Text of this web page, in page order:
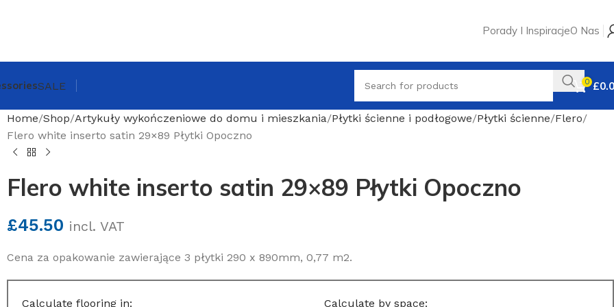
Porady I InspiracjeO Nas
SALE 0 £
Home Shop Artykuły wykończeniowe do domu i mieszkania Płytki ścienne i podłogowe Płytki ścienne Flero
Flero white inserto satin 29×89 Płytki Opoczno
Flero white inserto satin 29×89 Płytki Opoczno
£45.50 incl. VAT
Cena za opakowanie zawierające 3 płytki 290 x 890mm, 0,77 m2.
Calculate flooring in: Calculate by space: